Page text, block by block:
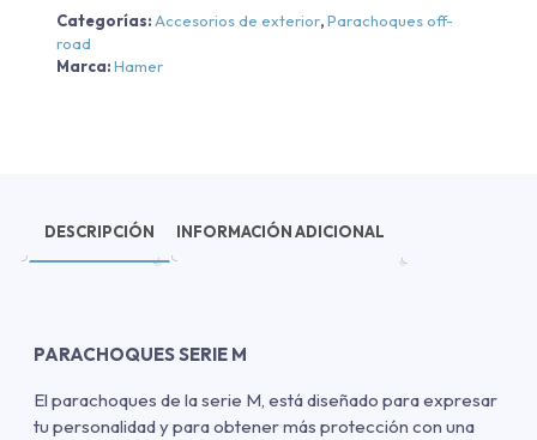
Categorías:Accesorios de exterior,Parachoques off-
road
Marca:Hamer
DESCRIPCIÓN INFORMACIÓN ADICIONAL
PARACHOQUES SERIE M
El parachoques de la serie M, está diseñado para expresar
tu personalidad y para obtener más protección con una